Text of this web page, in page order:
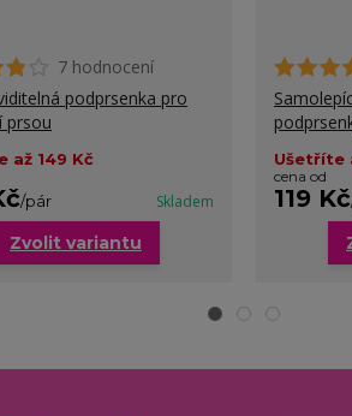
7 hodnocení
podprsenka pro
prsou
až 149 Kč
/pár Skladem
Zvolit variantu
Ušetříte
cena od
119 Kč